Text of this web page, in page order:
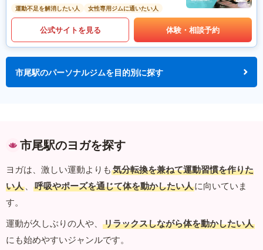
運動不足を解消したい人
女性専用ジムに通いたい人
公式サイトを見る 体験・相談予約
市尾駅のパーソナルジムを目的別に探す
市尾駅のヨガを探す
ヨガは、激しい運動よりも 気分転換を兼ねて運動習慣を作りた
い人 、 呼吸やポーズを通じて体を動かしたい人に向いていま
す。
運動が久しぶりの人や、
リラックスしながら体を動かしたい人
にも始めやすいジャンルです。